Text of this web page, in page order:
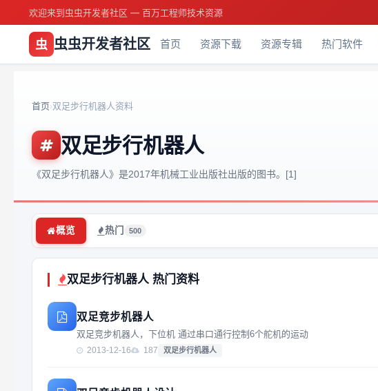
欢迎来到虫虫开发者社区 — 百万工程师技术资源
虫 虫虫开发者社区 首页 资源下载 资源专辑 热门软件
首页›双足步行机器人资料
双足步行机器人
《双足步行机器人》是2017年机械工业出版社出版的图书。[1]
概览 热门 500
双足步行机器人 热门资料
双足竞步机器人
双足竞步机器人，下位机 通过串口通行控制6个舵机的运动
2013-12-16 187 双足步行机器人